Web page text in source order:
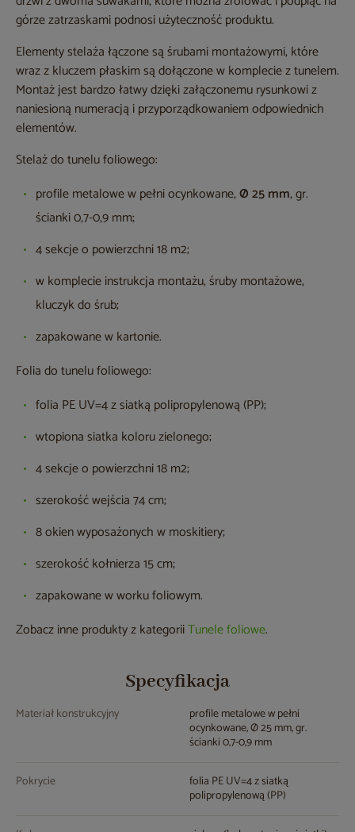
górze zatrzaskami podnosi użyteczność produktu.
Elementy stelaża łączone są śrubami montażowymi, które
wraz z kluczem płaskim są dołączone w komplecie z tunelem.
Montaż jest bardzo łatwy dzięki załączonemu rysunkowi z
naniesioną numeracją i przyporządkowaniem odpowiednich
elementów.
Stelaż do tunelu foliowego:
profile metalowe w pełni ocynkowane,Ø 25 mm, gr.
ścianki 0,7-0,9 mm;
4 sekcje o powierzchni 18 m2;
w komplecie instrukcja montażu, śruby montażowe,
kluczyk do śrub;
zapakowane w kartonie.
Folia do tunelu foliowego:
folia PE UV=4 z siatką polipropylenową (PP);
wtopiona siatka koloru zielonego;
4 sekcje o powierzchni 18 m2;
szerokość wejścia 74 cm;
8 okien wyposażonych w moskitiery;
szerokość kołnierza 15 cm;
zapakowane w worku foliowym.
Zobacz inne produkty z kategoriiTunele foliowe.
Specyfikacja
Materiał konstrukcyjny profile metalowe w pełni
ocynkowane, Ø 25 mm, gr.
ścianki 0,7-0,9 mm
Pokrycie folia PE UV=4 z siatką
polipropylenową (PP)